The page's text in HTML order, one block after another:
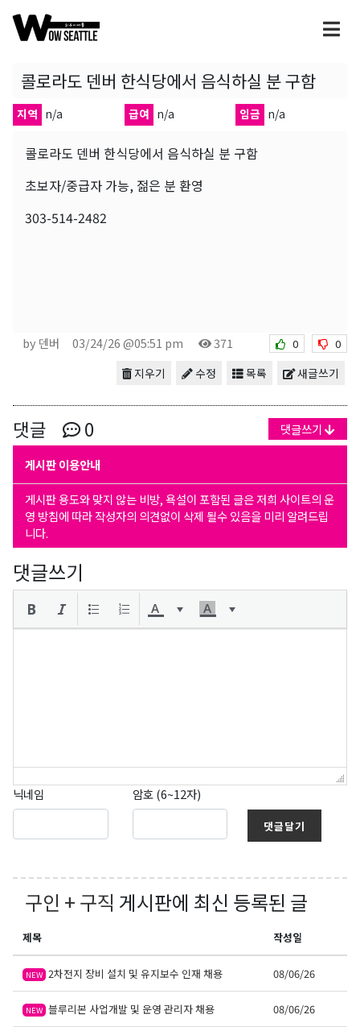
콜로라도 덴버 한식당에서 음식하실 분 구함
지역 n/a 급여 n/a 임금 n/a
콜로라도 덴버 한식당에서 음식하실 분 구함
초보자/중급자 가능, 젊은 분 환영
303-514-2482
by 덴버 03/24/26 @05:51 pm 371 0 0
새글쓰기
목록
수정
지우기
댓글 0 댓글쓰기
게시판 이용안내
게시판 용도와 맞지 않는 비방, 욕설이 포함된 글은 저희 사이트의 운
영 방침에 따라 작성자의 의견없이 삭제 될수 있음을 미리 알려드립
니다.
댓글쓰기
닉네임 암호 (6~12자)
댓글달기
구인 + 구직 게시판에 최신 등록된 글
제목 작성일
NEW 2차전지 장비 설치 및 유지보수 인재 채용 08/06/26
NEW 블루리본 사업개발 및 운영 관리자 채용 08/06/26